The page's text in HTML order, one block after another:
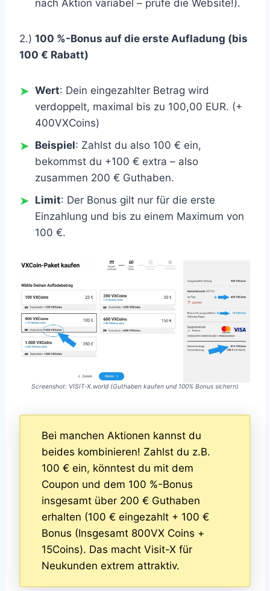
nach Aktion variabel – prüfe die Website!).
2.) 100 %-Bonus auf die erste Aufladung (bis
100 € Rabatt)
Wert: Dein eingezahlter Betrag wird
verdoppelt, maximal bis zu 100,00 EUR. (+
400VXCoins)
Beispiel: Zahlst du also 100 € ein,
bekommst du +100 € extra – also
zusammen 200 € Guthaben.
Limit: Der Bonus gilt nur für die erste
Einzahlung und bis zu einem Maximum von
100 €.
Screenshot: VISIT-X.world (Guthaben kaufen und 100% Bonus sichern)
Bei manchen Aktionen kannst du
beides kombinieren! Zahlst du z.B.
100 € ein, könntest du mit dem
Coupon und dem 100 %-Bonus
insgesamt über 200 € Guthaben
erhalten (100 € eingezahlt + 100 €
Bonus (Insgesamt 800VX Coins +
15Coins). Das macht Visit-X für
Neukunden extrem attraktiv.